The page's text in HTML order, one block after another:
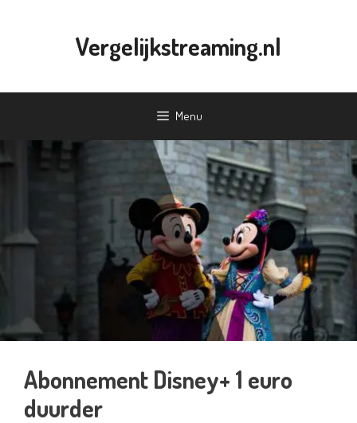
Vergelijkstreaming.nl
Menu
Abonnement Disney+ 1 euro
duurder